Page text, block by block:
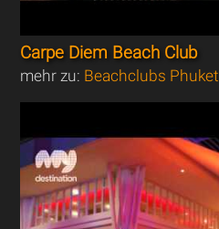
Carpe Diem Beach Club
mehr zu: Beachclubs Phuket